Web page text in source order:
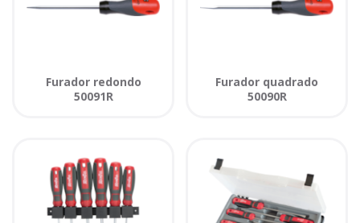
Furador redondo
50091R
Furador quadrado
50090R